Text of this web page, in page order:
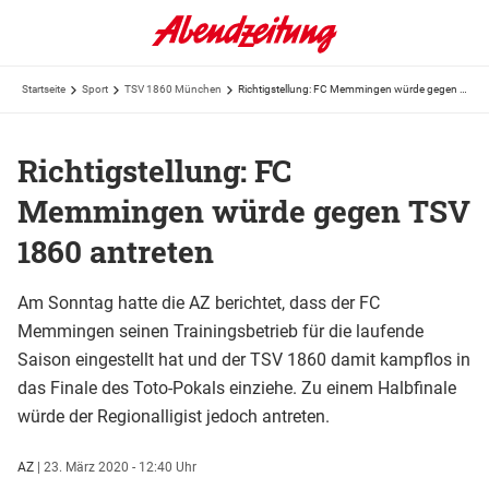
Startseite Sport TSV 1860 München
Richtigstellung: FC
Memmingen würde gegen TSV
1860 antreten
Am Sonntag hatte die AZ berichtet, dass der FC
Memmingen seinen Trainingsbetrieb für die laufende
Saison eingestellt hat und der TSV 1860 damit kampflos in
das Finale des Toto-Pokals einziehe. Zu einem Halbfinale
würde der Regionalligist jedoch antreten.
AZ | 23. März 2020 - 12:40 Uhr